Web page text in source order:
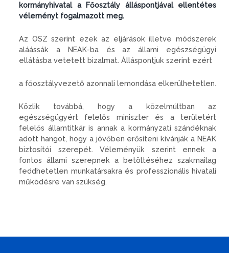
kormányhivatal a Főosztály álláspontjával ellentétes
véleményt fogalmazott meg.
Az OSZ szerint ezek az eljárások illetve módszerek
aláássák a NEAK-ba és az állami egészségügyi
ellátásba vetetett bizalmat. Álláspontjuk szerint ezért
a főosztályvezető azonnali lemondása elkerülhetetlen.
Közlik továbbá, hogy a közelmúltban az
egészségügyért felelős miniszter és a területért
felelős államtitkár is annak a kormányzati szándéknak
adott hangot, hogy a jövőben erősíteni kívánják a NEAK
biztosítói szerepét. Véleményük szerint ennek a
fontos állami szerepnek a betöltéséhez szakmailag
feddhetetlen munkatársakra és professzionális hivatali
működésre van szükség.